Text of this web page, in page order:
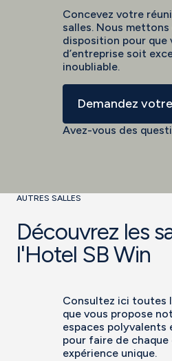
Concevez votre
salles. Nous
disposition pour que
d’entreprise soit
inoubliable.
Demandez
Avez-vous des
AUTRES SALLES
Découvrez les
l'Hotel SB Win
Consultez ici toutes
que vous propose
espaces polyvalents
pour faire de chaque
expérience unique.